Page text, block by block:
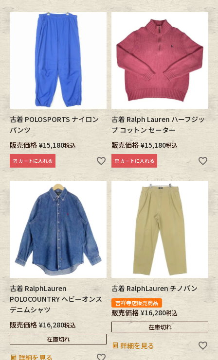
古着 POLOSPORTS ナイロン
パンツ
販売価格 ¥15,180税込
カートに入れる
古着 Ralph Lauren ハーフジッ
プ コットン セーター
販売価格 ¥15,180税込
カートに入れる
古着 RalphLauren
POLOCOUNTRY ヘビーオンス
デニムシャツ
販売価格 ¥16,280税込
在庫切れ
詳細を見る
古着 RalphLauren チノパン
吉祥寺店販売商品
販売価格 ¥16,280税込
在庫切れ
詳細を見る